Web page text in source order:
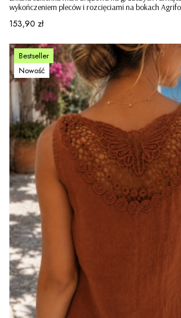
wykończeniem pleców i rozcięciami na bokach
Cena
153,90 zł
Bestseller
Nowość